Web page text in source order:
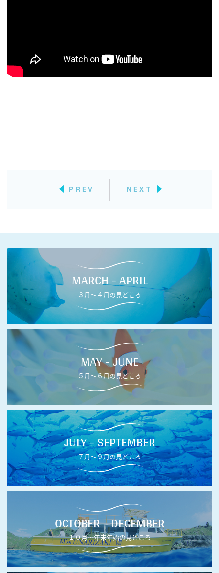
PREV NEXT
MARCH - APRIL
３月〜４月の見どころ
MAY - JUNE
５月〜６月の見どころ
JULY - SEPTEMBER
７月〜９月の見どころ
OCTOBER - DECEMBER
１０月〜年末年始の見どころ